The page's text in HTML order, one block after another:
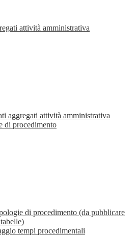
attività amministrativa
aggregati attività amministrativa
di procedimento
di procedimento (da pubblicare
tempi procedimentali